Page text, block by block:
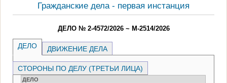
Гражданские дела - первая инстанция
ДЕЛО № 2-4572/2026 ~ М-2514/2026
ДЕЛО ДВИЖЕНИЕ ДЕЛА
СТОРОНЫ ПО ДЕЛУ (ТРЕТЬИ ЛИЦА)
ДЕЛО